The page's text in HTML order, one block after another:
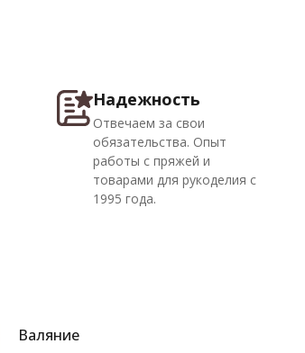
Надежность
Отвечаем за свои
обязательства. Опыт
работы с пряжей и
товарами для рукоделия с
1995 года.
Валяние